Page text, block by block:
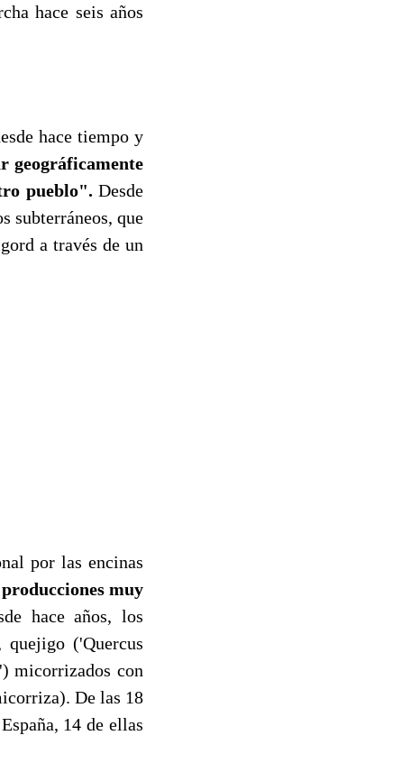
hace seis años
hace tiempo y
geográficamente
pueblo". Desde
subterráneos, que
a través de un
por las encinas
muy
hace años, los
('Quercus
micorrizados con
De las 18
14 de ellas